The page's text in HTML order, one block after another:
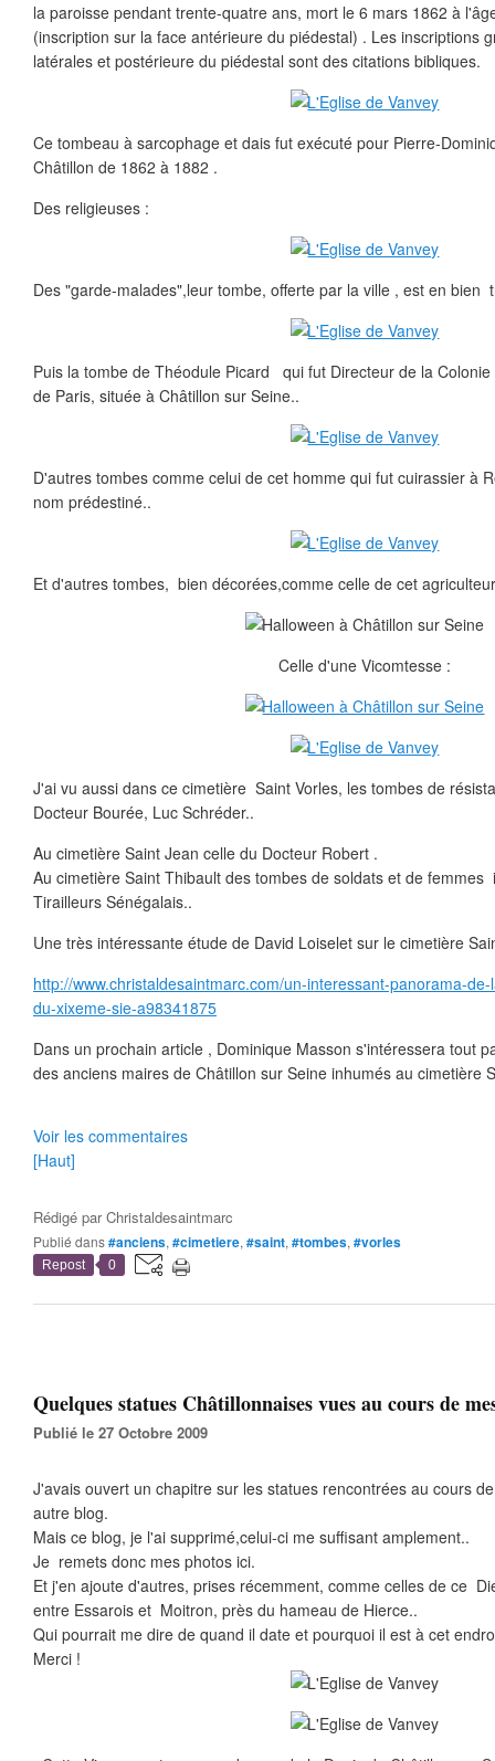
la paroisse pendant trente-quatre ans, mort le 6 mars 1862 à
(inscription sur la face antérieure du piédestal) . Les inscriptions
latérales et postérieure du piédestal sont des citations bibliques.
Ce tombeau à sarcophage et dais fut exécuté pour Pierre-
Châtillon de 1862 à 1882 .
Des religieuses :
Des "garde-malades",leur tombe, offerte par la ville , est en bien
Puis la tombe de Théodule Picard qui fut Directeur de la
de Paris, située à Châtillon sur Seine..
D'autres tombes comme celui de cet homme qui fut cuirassier à
nom prédestiné..
Et d'autres tombes, bien décorées,comme celle de cet
Celle d'une Vicomtesse :
J'ai vu aussi dans ce cimetière Saint Vorles, les tombes de
Docteur Bourée, Luc Schréder..
Au cimetière Saint Jean celle du Docteur Robert .
Au cimetière Saint Thibault des tombes de soldats et de femmes
Tirailleurs Sénégalais..
Une très intéressante étude de David Loiselet sur le cimetière
http://www.christaldesaintmarc.com/un-interessant-panorama-
du-xixeme-sie-a98341875
Dans un prochain article , Dominique Masson s'intéressera tout
des anciens maires de Châtillon sur Seine inhumés au cimetière
Voir les commentaires
[Haut]
Rédigé parChristaldesaintmarc
Publié dans#anciens, #cimetiere, #saint, #tombes, #vorles
Repost 0
Quelques statues Châtillonnaises vues au cours de
Publié le 27 Octobre 2009
J'avais ouvert un chapitre sur les statues rencontrées au cours
autre blog.
Mais ce blog, je l'ai supprimé,celui-ci me suffisant amplement..
Je remets donc mes photos ici.
Et j'en ajoute d'autres, prises récemment, comme celles de ce
entre Essarois et Moitron, près du hameau de Hierce..
Qui pourrait me dire de quand il date et pourquoi il est à cet
Merci !